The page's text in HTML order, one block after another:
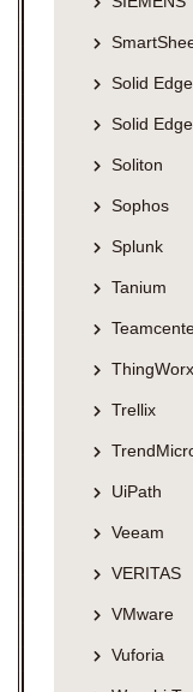
Solid Edge
Solid
Soliton
Sophos
Splunk
Tanium
ThingWorx
Trellix
UiPath
Veeam
VERITAS
VMware
Vuforia